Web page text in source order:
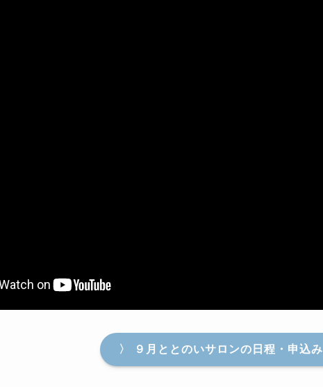
〉 ９月ととのいサロンの日程・申込み